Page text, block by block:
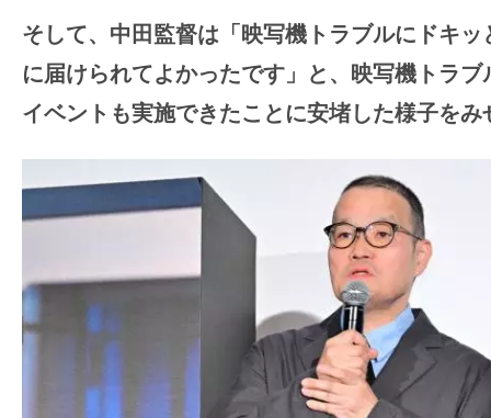
そして、中田監督は「 映写機トラブルにドキ
に届けられてよかったです 」と、映写機トラ
イベントも実施できたことに安堵した様子をみ